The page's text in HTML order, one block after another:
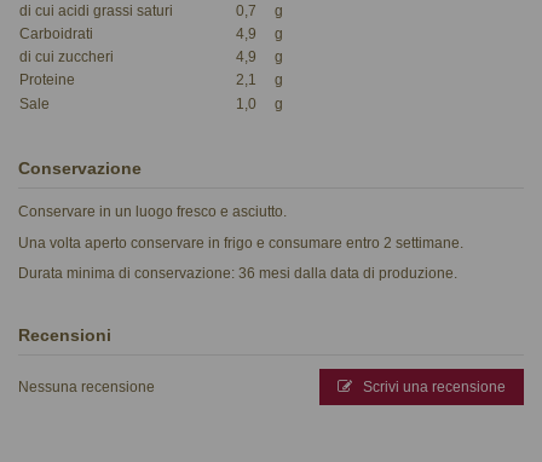
di cui acidi grassi saturi
0,7
g
Carboidrati
4,9
g
di cui zuccheri
4,9
g
Proteine
2,1
g
Sale
1,0 g
Conservazione
Conservare in un luogo fresco e asciutto.
Una volta aperto conservare in frigo e consumare entro 2 settimane.
Durata minima di conservazione: 36 mesi dalla data di produzione.
Recensioni
Nessuna recensione Scrivi una recensione